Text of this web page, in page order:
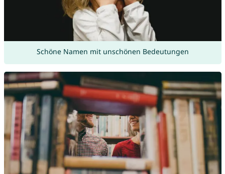
Schöne Namen mit unschönen Bedeutungen